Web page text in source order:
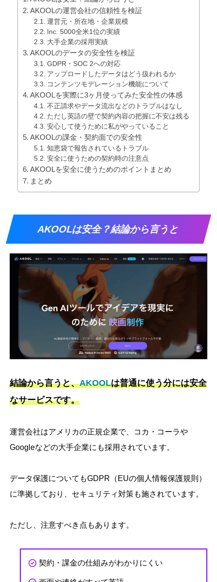
AKOOLの運営会社の信頼性を検証
運営元・所在地・企業規模
Inc. 5000全米1位の実績
大手企業の採用実績
AKOOLのデータの安全性を検証
GDPR・SOC 2への対応
アップロードしたデータはどう扱われるか
コンテンツモデレーション機能について
AKOOLを実際に3ヶ月使ってみた安全性の体感
不正請求やデータ流出などのトラブルはなし
ただし英語の壁で契約内容の把握に不安は残る
安心して使うために私がやっていること
AKOOLの課金・契約面での安全性
知恵袋で報告されているトラブル
安全に使うための契約時の注意点
AKOOLを安全に使うためのポイントまとめ
まとめ
AKOOLは安全？結論から言うと
結論から言うと、AKOOLは普通に使う分には安全
なサービスです。
運営会社はアメリカの正規企業で、コカ・コーラや
Googleなどの大手企業にも採用されています。
データ保護についてもGDPR（EUの個人情報保護規則）
に準拠しており、セキュリティ対策も施されています。
ただし、注意すべき点もあります。
契約・課金の仕組みがわかりにくい